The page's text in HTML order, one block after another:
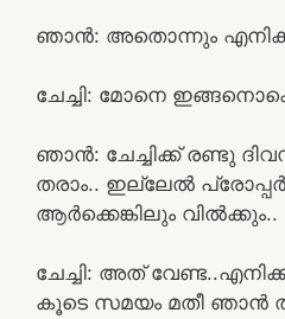
ഞാൻ: അതൊന്നും
ചേച്ചി: മോനെ
ഞാൻ: ചേച്ചിക്ക് രണ്ടു
തരാം.. ഇല്ലേൽ
ആർക്കെങ്കിലും വിൽക്കും..
ചേച്ചി: അത്
കൂടെ സമയം മതീ ഞാൻ